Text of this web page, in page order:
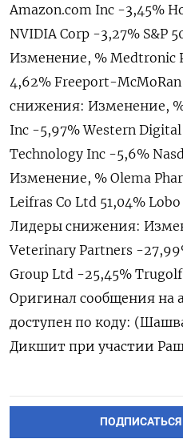
Amazon.com Inc -3,45%
NVIDIA Corp -3,27% S&P
Изменение, % Medtronic
4,62% Freeport-
снижения: Изменение, %
Inc -5,97% Western
Technology Inc -5,6%
Изменение, % Olema
Leifras Co Ltd 51,04%
Лидеры снижения:
Veterinary Partners -
Group Ltd -25,45%
Оригинал сообщения на
доступен по коду:
Дикшит при участии